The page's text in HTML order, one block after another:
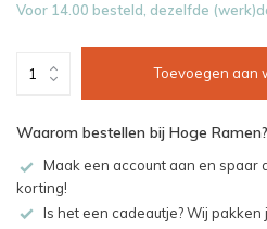
Voor 14.00 besteld, dezelfde
Toevoegen aan
Waarom bestellen bij Hoge Ramen?
Maak een account aan en spaar
korting!
Is het een cadeautje? Wij pakken